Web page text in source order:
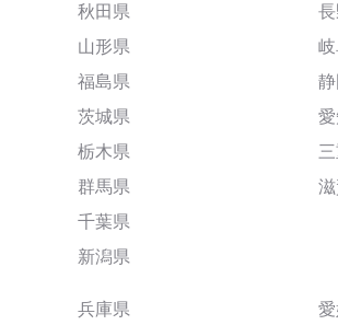
秋田県
山形県
福島県
茨城県
栃木県
群馬県
千葉県
新潟県
兵庫県